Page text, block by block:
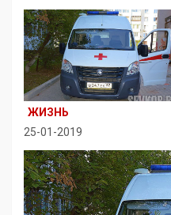
ЖИЗНЬ
25-01-2019